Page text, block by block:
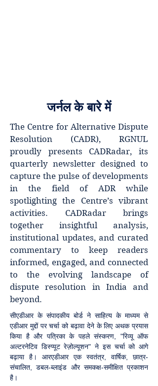
जर्नल के बारे में
The Centre for Alternative Dispute
Resolution (CADR), RGNUL
proudly presents CADRadar, its
quarterly newsletter designed to
capture the pulse of developments
in the field of ADR while
spotlighting the Centre’s vibrant
activities. CADRadar brings
together insightful analysis,
institutional updates, and curated
commentary to keep readers
informed, engaged, and connected
to the evolving landscape of
dispute resolution in India and
beyond.
सीएडीआर के संपादकीय बोर्ड ने साहित्य के माध्यम से
एडीआर मुद्दों पर चर्चा को बढ़ावा देने के लिए अथक प्रयास
किया है और पत्रिका के पहले संस्करण, "रिव्यू ऑफ
अल्टरनेटिव डिस्प्यूट रेज़ोल्यूशन" ने इस चर्चा को आगे
बढ़ाया है। आरएडीआर एक स्वतंत्र, वार्षिक, छात्र-
संचालित, डबल-ब्लाइंड और समकक्ष-समीक्षित प्रकाशन
है।